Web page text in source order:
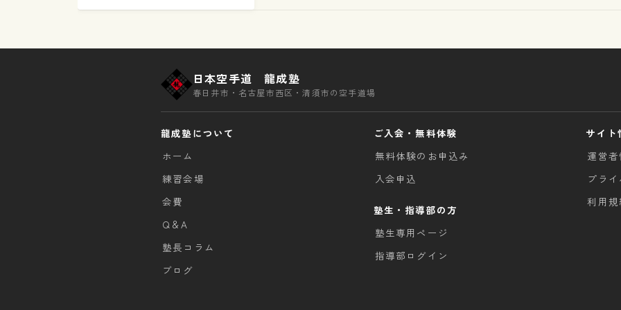
日
日本空手道 龍成塾
春日井市・名古屋市西区・清須市の空手道場
龍成塾について
ホーム
練習会場
会費
Q＆A
塾長コラム
ブログ
ご入会・無料体験
無料体験のお申込み
入会申込
塾生・指導部の方
塾生専用ページ
指導部ログイン
サイト
運営者
プラ
利用規